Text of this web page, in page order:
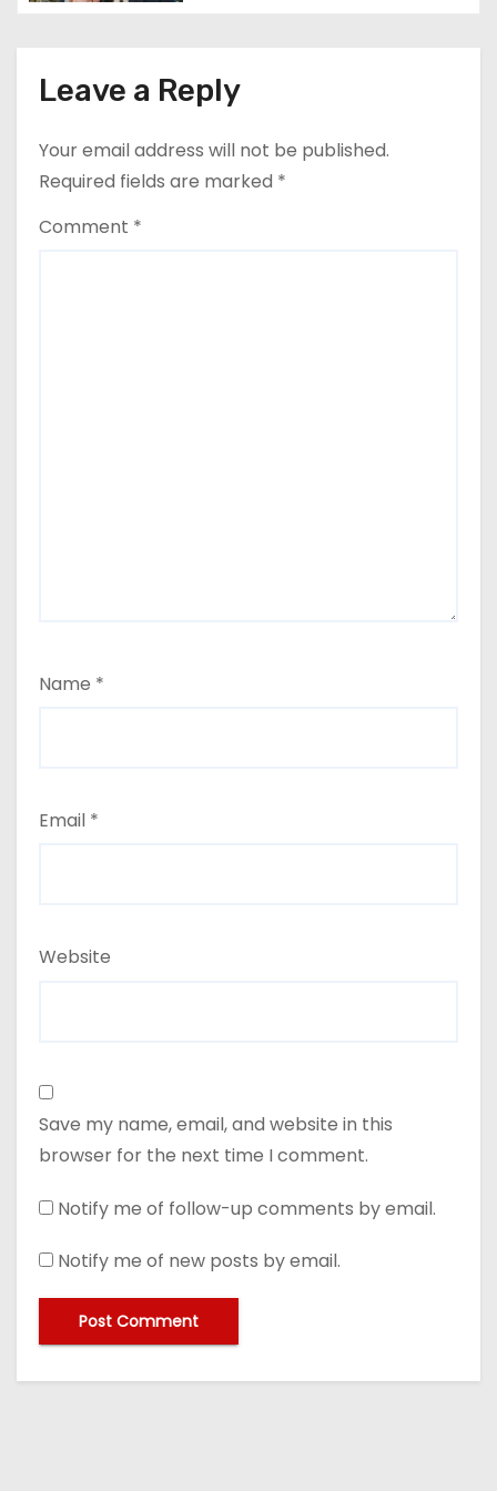
Leave a Reply
Your email address will not be published.
Required fields are marked *
Comment *
Name *
Email *
Website
Save my name, email, and website in this
browser for the next time I comment.
Notify me of follow-up comments by email.
Notify me of new posts by email.